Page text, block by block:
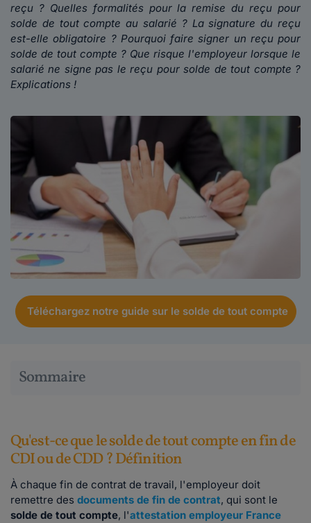
reçu ? Quelles formalités pour la remise du reçu pour
solde de tout compte au salarié ? La signature du reçu
est-elle obligatoire ? Pourquoi faire signer un reçu pour
solde de tout compte ? Que risque l'employeur lorsque le
salarié ne signe pas le reçu pour solde de tout compte ?
Explications !
Téléchargez notre guide sur le solde de tout compte
Sommaire
Qu'est-ce que le solde de tout compte en fin de
CDI ou de CDD ? Définition
À chaque fin de contrat de travail, l'employeur doit
remettre des documents de fin de contrat, qui sont le
solde de tout compte, l'attestation employeur France